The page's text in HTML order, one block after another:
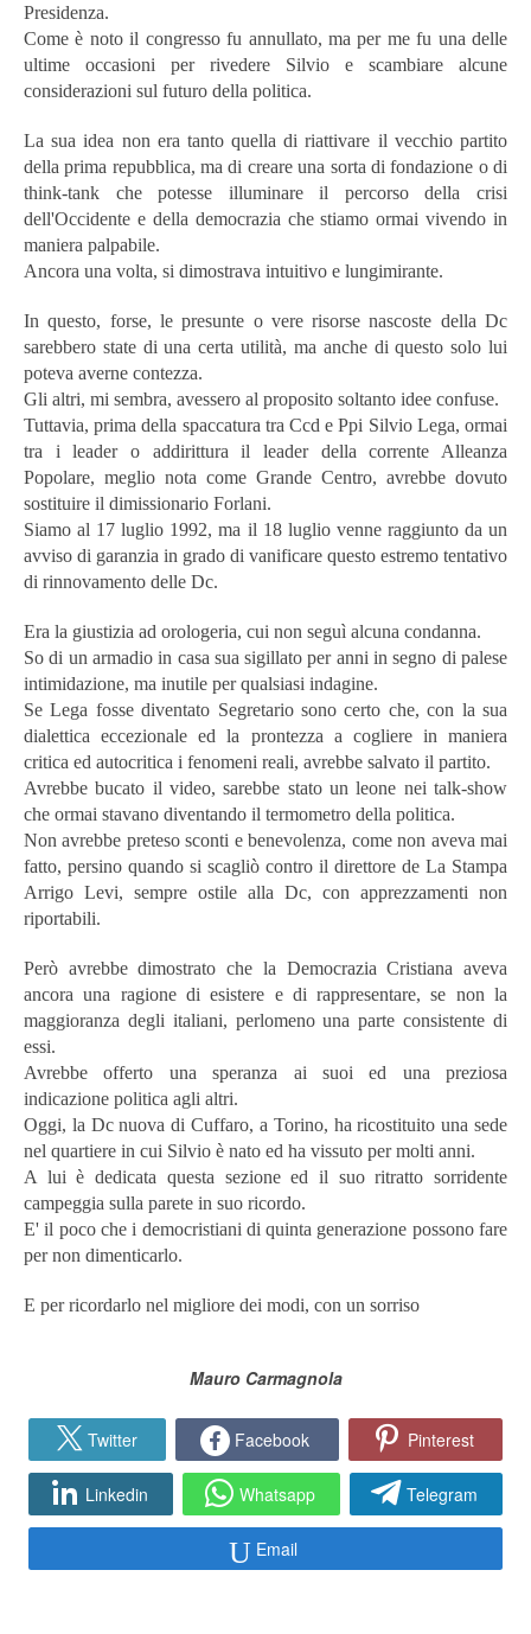
Presidenza.
Come è noto il congresso fu annullato, ma per me fu una delle
ultime occasioni per rivedere Silvio e scambiare alcune
considerazioni sul futuro della politica.
La sua idea non era tanto quella di riattivare il vecchio partito
della prima repubblica, ma di creare una sorta di fondazione o di
think-tank che potesse illuminare il percorso della crisi
dell'Occidente e della democrazia che stiamo ormai vivendo in
maniera palpabile.
Ancora una volta, si dimostrava intuitivo e lungimirante.
In questo, forse, le presunte o vere risorse nascoste della Dc
sarebbero state di una certa utilità, ma anche di questo solo lui
poteva averne contezza.
Gli altri, mi sembra, avessero al proposito soltanto idee confuse.
Tuttavia, prima della spaccatura tra Ccd e Ppi Silvio Lega, ormai
tra i leader o addirittura il leader della corrente Alleanza
Popolare, meglio nota come Grande Centro, avrebbe dovuto
sostituire il dimissionario Forlani.
Siamo al 17 luglio 1992, ma il 18 luglio venne raggiunto da un
avviso di garanzia in grado di vanificare questo estremo tentativo
di rinnovamento delle Dc.
Era la giustizia ad orologeria, cui non seguì alcuna condanna.
So di un armadio in casa sua sigillato per anni in segno di palese
intimidazione, ma inutile per qualsiasi indagine.
Se Lega fosse diventato Segretario sono certo che, con la sua
dialettica eccezionale ed la prontezza a cogliere in maniera
critica ed autocritica i fenomeni reali, avrebbe salvato il partito.
Avrebbe bucato il video, sarebbe stato un leone nei talk-show
che ormai stavano diventando il termometro della politica.
Non avrebbe preteso sconti e benevolenza, come non aveva mai
fatto, persino quando si scagliò contro il direttore de La Stampa
Arrigo Levi, sempre ostile alla Dc, con apprezzamenti non
riportabili.
Però avrebbe dimostrato che la Democrazia Cristiana aveva
ancora una ragione di esistere e di rappresentare, se non la
maggioranza degli italiani, perlomeno una parte consistente di
essi.
Avrebbe offerto una speranza ai suoi ed una preziosa
indicazione politica agli altri.
Oggi, la Dc nuova di Cuffaro, a Torino, ha ricostituito una sede
nel quartiere in cui Silvio è nato ed ha vissuto per molti anni.
A lui è dedicata questa sezione ed il suo ritratto sorridente
campeggia sulla parete in suo ricordo.
E' il poco che i democristiani di quinta generazione possono fare
per non dimenticarlo.
E per ricordarlo nel migliore dei modi, con un sorriso
Mauro Carmagnola
Twitter Facebook Pinterest
Linkedin Whatsapp Telegram
Email